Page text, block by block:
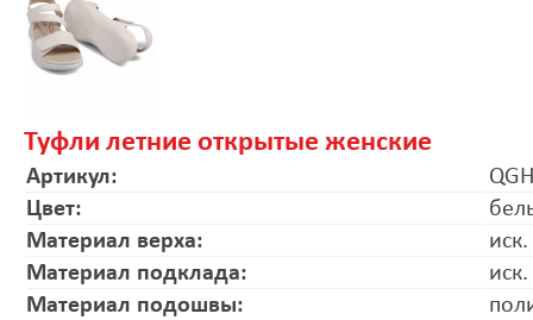
Туфли летние открытые женские
Артикул:
Цвет:
Материал верха:
Материал подклада:
Материал подошвы: